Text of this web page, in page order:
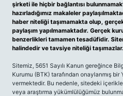
şirketi ile hiçbir bağlantısı
hazırladığımız makaleler
haber niteliği taşımamakta olup,
paylaşım yapılmamaktadır. Gerçek
benzerlikleri tamamen tesadüfidir.
halindedir ve tavsiye niteliği taşımazlar.
Sitemiz, 5651 Sayılı Kanun gereğince
Kurumu (BTK) tarafından onaylanmış bir
vermektedir. Bu nedenle, sitedeki
veya araştırma yükümlülüğümüz